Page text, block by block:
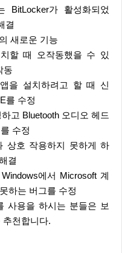
BitLocker가 활성화되었
결
새로운 기능
할 때 오작동했을 수 있
동
을 설치하려고 할 때 신
를 수정
고 Bluetooth 오디오 헤드
수정
상호 작용하지 못하게 하
결
에서 Microsoft 계
하는 버그를 수정
사용을 하시는 분들은 보
추천합니다.